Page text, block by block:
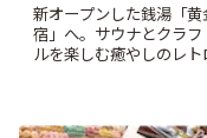
新オープンした銭湯「黄
宿」へ。サウナとクラフ
ルを楽しむ癒やしのレ